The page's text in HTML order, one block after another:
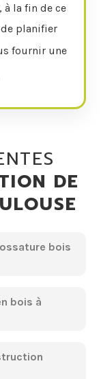
, à la fin de ce
planifier
fournir une
DE
bois
bois à